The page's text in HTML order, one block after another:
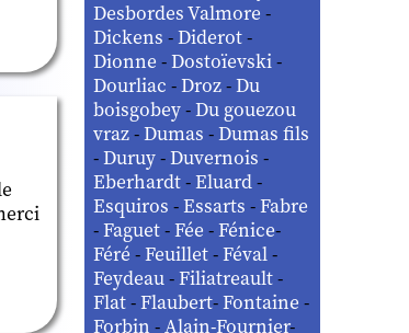
Desbordes Valmore-
Dickens-Diderot-
Dionne-Dostoïevski-
Dourliac-Droz-Du
boisgobey-Du gouezou
vraz-Dumas-Dumas fils
-Duruy-Duvernois-
Eberhardt-Eluard-
Esquiros-Essarts-Fabre
-Faguet-Fée-Fénice-
Féré-Feuillet-Féval-
Feydeau-Filiatreault-
Flat-Flaubert-Fontaine-
Forbin-Alain-Fournier-